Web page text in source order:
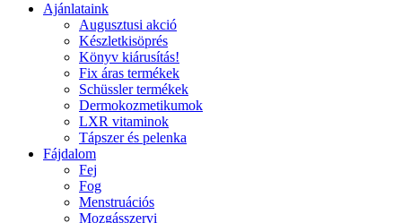
Ajánlataink
Augusztusi akció
Készletkisöprés
Könyv kiárusítás!
Fix áras termékek
Schüssler termékek
Dermokozmetikumok
LXR vitaminok
Tápszer és pelenka
Fájdalom
Fej
Fog
Menstruációs
Mozgásszervi